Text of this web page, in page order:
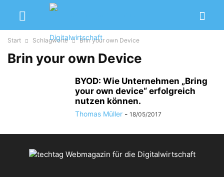
Start Schlagworte Brin your own Device
Brin your own Device
BYOD: Wie Unternehmen „Bring
your own device“ erfolgreich
nutzen können.
Thomas Müller - 18/05/2017